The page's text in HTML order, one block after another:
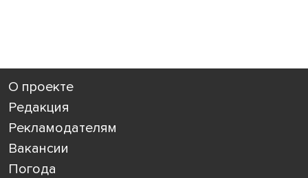
О проекте
Редакция
Рекламодателям
Вакансии
Погода